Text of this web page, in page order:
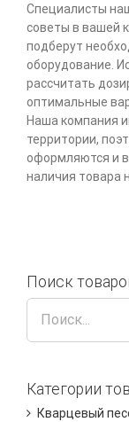
Специалисты
советы в вашей
подберут
оборудование.
рассчитать
оптимальные
Наша компания
территории,
оформляются и
наличия товара
Поиск
Категории
Кварцевый